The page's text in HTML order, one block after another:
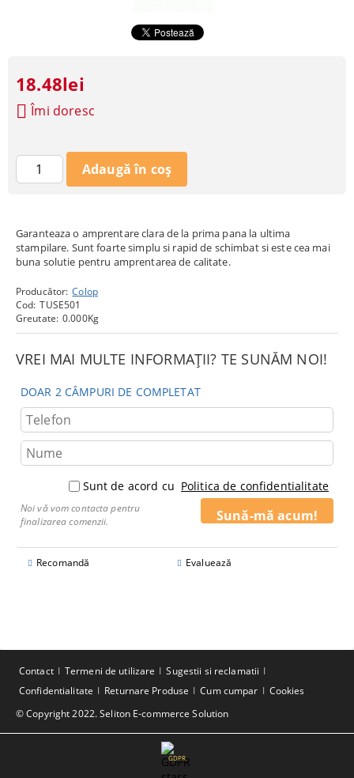
Garanteaza o amprentare clara de la prima pana la ultima
stampilare. Sunt foarte simplu si rapid de schimbat si este cea mai
buna solutie pentru amprentarea de calitate.
Producător: Colop
Cod: TUSE501
Greutate: 0.000Kg
VREI MAI MULTE INFORMAȚII? TE SUNĂM NOI!
DOAR 2 CÂMPURI DE COMPLETAT
Sunt de acord cu Politica de confidentialitate
Noi vă vom contacta pentru
finalizarea comenzii.
Recomandă Evaluează
18.48lei
Îmi doresc
© Copyright 2022. Seliton E-commerce Solution
Contact Termeni de utilizare
Sugestii si reclamatii
Confidentialitate
Returnare Produse Cum cumpar Cookies
GDPR